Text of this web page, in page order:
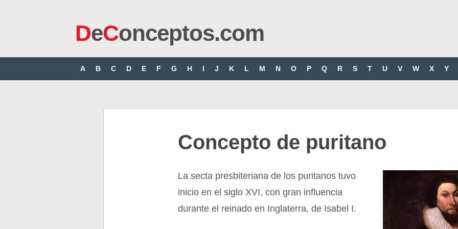
DeConceptos.com
A B C D E F G H I J K L M N O P Q R S T U V W X Y
Concepto de puritano
La secta presbiteriana de los puritanos tuvo
inicio en el siglo XVI, con gran influencia
durante el reinado en Inglaterra, de Isabel I.